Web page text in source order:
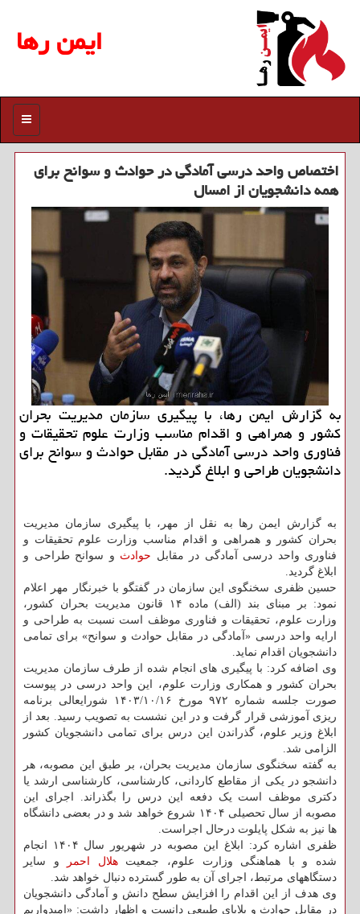
ایمن رها
منو
اختصاص واحد درسی آمادگی در حوادث و سوانح برای
همه دانشجویان از امسال
به گزارش ایمن رها، با پیگیری سازمان مدیریت بحران
کشور و همراهی و اقدام مناسب وزارت علوم تحقیقات و
فناوری واحد درسی آمادگی در مقابل حوادث و سوانح برای
دانشجویان طراحی و ابلاغ گردید.
به گزارش ایمن رها به نقل از مهر، با پیگیری سازمان مدیریت
بحران کشور و همراهی و اقدام مناسب وزارت علوم تحقیقات و
فناوری واحد درسی آمادگی در مقابل حوادث و سوانح طراحی و
ابلاغ گردید.
حسین ظفری سخنگوی این سازمان در گفتگو با خبرنگار مهر اعلام
نمود: بر مبنای بند (الف) ماده ۱۴ قانون مدیریت بحران کشور،
وزارت علوم، تحقیقات و فناوری موظف است نسبت به طراحی و
ارایه واحد درسی «آمادگی در مقابل حوادث و سوانح» برای تمامی
دانشجویان اقدام نماید.
وی اضافه کرد: با پیگیری های انجام شده از طرف سازمان مدیریت
بحران کشور و همکاری وزارت علوم، این واحد درسی در پیوست
صورت جلسه شماره ۹۷۲ مورخ ۱۴۰۳/۱۰/۱۶ شورایعالی برنامه
ریزی آموزشی قرار گرفت و در این نشست به تصویب رسید. بعد از
ابلاغ وزیر علوم، گذراندن این درس برای تمامی دانشجویان کشور
الزامی شد.
به گفته سخنگوی سازمان مدیریت بحران، بر طبق این مصوبه، هر
دانشجو در یکی از مقاطع کاردانی، کارشناسی، کارشناسی ارشد یا
دکتری موظف است یک دفعه این درس را بگذراند. اجرای این
مصوبه از سال تحصیلی ۱۴۰۴ شروع خواهد شد و در بعضی دانشگاه
ها نیز به شکل پایلوت درحال اجراست.
ظفری اشاره کرد: ابلاغ این مصوبه در شهریور سال ۱۴۰۴ انجام
شده و با هماهنگی وزارت علوم، جمعیتهلال احمر
و سایر
دستگاههای مرتبط، اجرای آن به طور گسترده دنبال خواهد شد.
وی هدف از این اقدام را افزایش سطح دانش و آمادگی دانشجویان
در مقابل حوادث و بلایای طبیعی دانست و اظهار داشت: «امیدواریم